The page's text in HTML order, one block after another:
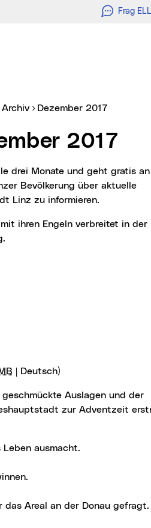
Frag
Archiv Dezember 2017
2017
Bevölkerung über aktuelle
Linz zu informieren.
| Deutsch)
zur Adventzeit
ausmacht.
Areal an der Donau gefragt.